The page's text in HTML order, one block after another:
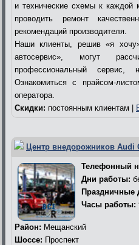
и технические схемы к каждой
проводить ремонт
рекомендаций производителя.
Наши клиенты, решив «я
автосервис», могут
профессиональный
Ознакомиться с прайсом-
оператора.
Скидки: постоянным клиентам |
Центр внедорожников Audi
Телефонный
Дни работы:
Праздничные
Часы работы:
Район: Мещанский
Шоссе: Проспект